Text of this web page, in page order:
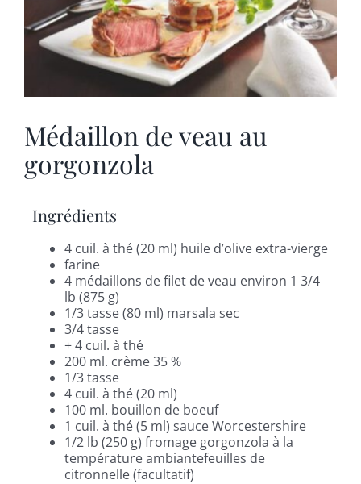
Médaillon de veau au
gorgonzola
Ingrédients
4 cuil. à thé (20 ml) huile d’olive extra-vierge
farine
4 médaillons de filet de veau environ 1 3/4
lb (875 g)
1/3 tasse (80 ml) marsala sec
3/4 tasse
+ 4 cuil. à thé
200 ml. crème 35 %
1/3 tasse
4 cuil. à thé (20 ml)
100 ml. bouillon de boeuf
1 cuil. à thé (5 ml) sauce Worcestershire
1/2 lb (250 g) fromage gorgonzola à la
température ambiantefeuilles de
citronnelle (facultatif)